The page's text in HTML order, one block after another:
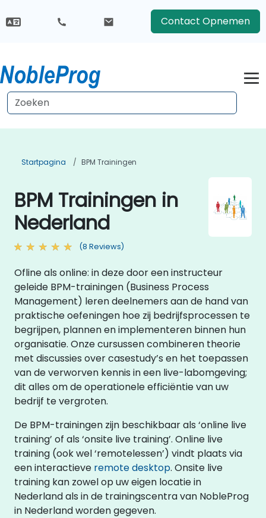
Contact Opnemen
Startpagina BPM Trainingen
BPM Trainingen in
Nederland
(8 Reviews)
Ofline als online: in deze door een instructeur
geleide BPM-trainingen (Business Process
Management) leren deelnemers aan de hand van
praktische oefeningen hoe zij bedrijfsprocessen te
begrijpen, plannen en implementeren binnen hun
organisatie. Onze cursussen combineren theorie
met discussies over casestudy’s en het toepassen
van de verworven kennis in een live-labomgeving;
dit alles om de operationele efficiëntie van uw
bedrijf te vergroten.
De BPM-trainingen zijn beschikbaar als ‘online live
training’ of als ‘onsite live training’. Online live
training (ook wel ‘remotelessen’) vindt plaats via
een interactieve remote desktop. Onsite live
training kan zowel op uw eigen locatie in
Nederland als in de trainingscentra van NobleProg
in Nederland worden gegeven.